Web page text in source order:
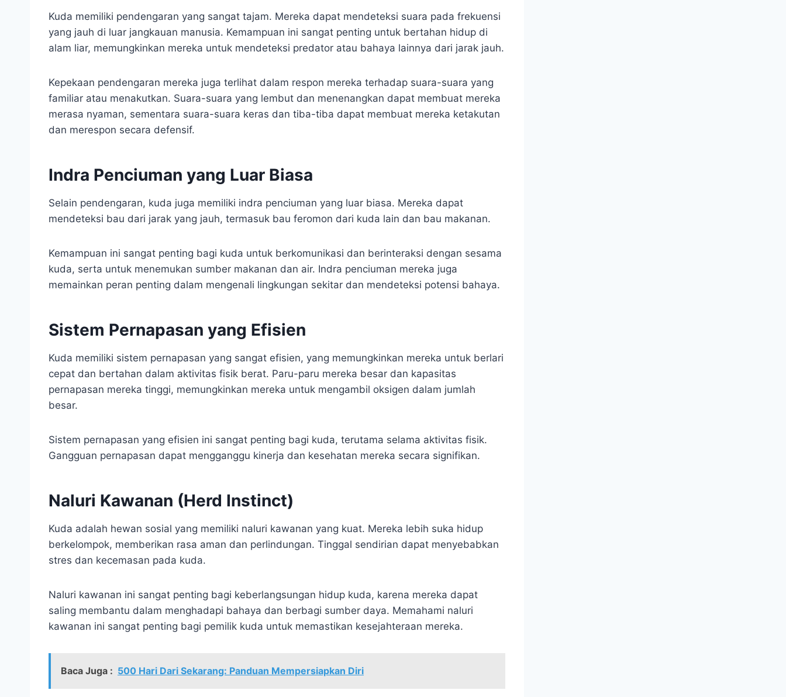
Kuda memiliki pendengaran yang sangat tajam. Mereka dapat mendeteksi suara pada frekuensi
yang jauh di luar jangkauan manusia. Kemampuan ini sangat penting untuk bertahan hidup di
alam liar, memungkinkan mereka untuk mendeteksi predator atau bahaya lainnya dari jarak jauh.
Kepekaan pendengaran mereka juga terlihat dalam respon mereka terhadap suara-suara yang
familiar atau menakutkan. Suara-suara yang lembut dan menenangkan dapat membuat mereka
merasa nyaman, sementara suara-suara keras dan tiba-tiba dapat membuat mereka ketakutan
dan merespon secara defensif.
Indra Penciuman yang Luar Biasa
Selain pendengaran, kuda juga memiliki indra penciuman yang luar biasa. Mereka dapat
mendeteksi bau dari jarak yang jauh, termasuk bau feromon dari kuda lain dan bau makanan.
Kemampuan ini sangat penting bagi kuda untuk berkomunikasi dan berinteraksi dengan sesama
kuda, serta untuk menemukan sumber makanan dan air. Indra penciuman mereka juga
memainkan peran penting dalam mengenali lingkungan sekitar dan mendeteksi potensi bahaya.
Sistem Pernapasan yang Efisien
Kuda memiliki sistem pernapasan yang sangat efisien, yang memungkinkan mereka untuk berlari
cepat dan bertahan dalam aktivitas fisik berat. Paru-paru mereka besar dan kapasitas
pernapasan mereka tinggi, memungkinkan mereka untuk mengambil oksigen dalam jumlah
besar.
Sistem pernapasan yang efisien ini sangat penting bagi kuda, terutama selama aktivitas fisik.
Gangguan pernapasan dapat mengganggu kinerja dan kesehatan mereka secara signifikan.
Naluri Kawanan (Herd Instinct)
Kuda adalah hewan sosial yang memiliki naluri kawanan yang kuat. Mereka lebih suka hidup
berkelompok, memberikan rasa aman dan perlindungan. Tinggal sendirian dapat menyebabkan
stres dan kecemasan pada kuda.
Naluri kawanan ini sangat penting bagi keberlangsungan hidup kuda, karena mereka dapat
saling membantu dalam menghadapi bahaya dan berbagi sumber daya. Memahami naluri
kawanan ini sangat penting bagi pemilik kuda untuk memastikan kesejahteraan mereka.
Baca Juga : 500 Hari Dari Sekarang: Panduan Mempersiapkan Diri